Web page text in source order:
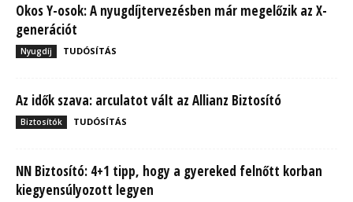
Okos Y-osok: A nyugdíjtervezésben már megelőzik az X-
generációt
Nyugdíj TUDÓSÍTÁS
Az idők szava: arculatot vált az Allianz Biztosító
Biztosítók TUDÓSÍTÁS
NN Biztosító: 4+1 tipp, hogy a gyereked felnőtt korban
kiegyensúlyozott legyen